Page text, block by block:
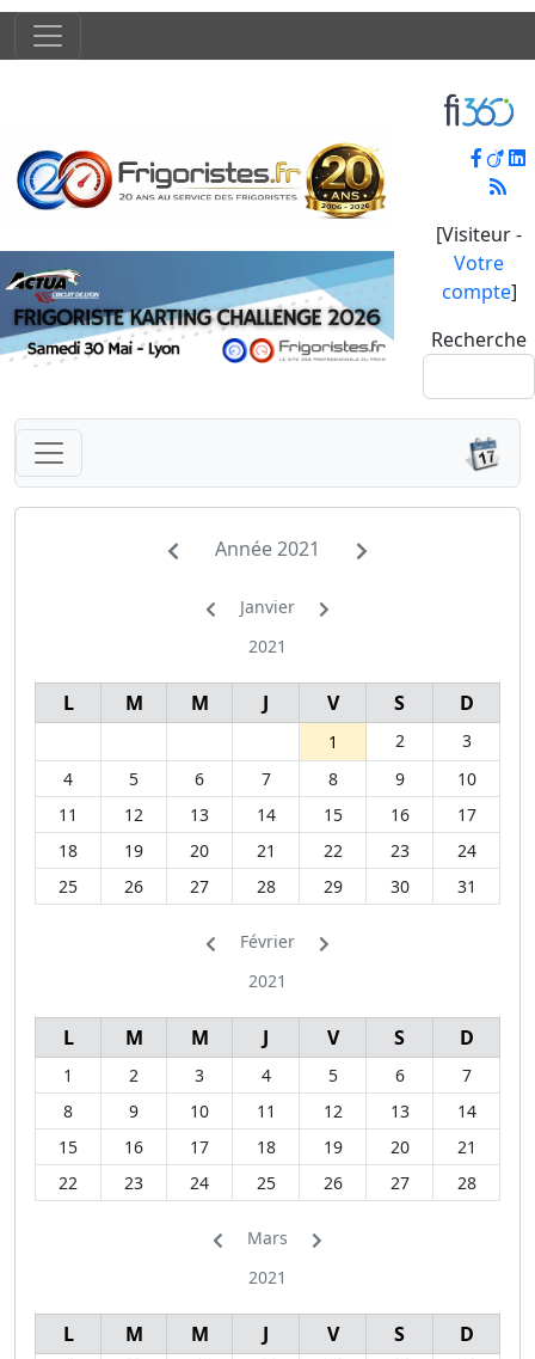
[Visiteur -
Votre
compte]
Recherche
Année 2021
Janvier
2021
L M M J V S D
1 2
3
4
5 6 7 8 9
10
11
12 13 14 15 16
17
18
19 20 21 22 23
24
25
26 27 28 29 30 31
Février
2021
L M M J V S D
1 2 3 4 5 6
7
8
9 10 11 12 13
14
15
16 17 18 19 20
21
22
23 24 25 26 27 28
Mars
2021
L M M J V S D